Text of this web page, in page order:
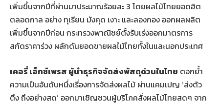
เพิ่มขึ้นจากปีที่ผ่านมาประมาณร้อยละ 3 โดยผลไม้ไทยยอดฮิต
ตลอดกาล อย่าง ทุเรียน มังคุด เงาะ และลองกอง ออกผลผลิต
เพิ่มขึ้นจากปีก่อน กระทรวงพาณิชย์ตั้งรับเร่งออกมาตรการ
สกัดราคาร่วง ผลักดันยอดขายผลไม้ไทยทั้งในและนอกประเทศ
เคอรี่ เอ็กซ์เพรส ผู้นำธุรกิจจัดส่งพัสดุด่วนในไทย ตอกย้ำ
ความเป็นอันดับหนึ่งเรื่องการจัดส่งผลไม้ ผ่านแคมเปญ ‘ส่งตัว
ตึง ถึงอย่างสด’ ออกมาเชิญชวนผู้บริโภคสั่งผลไม้ไทยสดๆ จาก